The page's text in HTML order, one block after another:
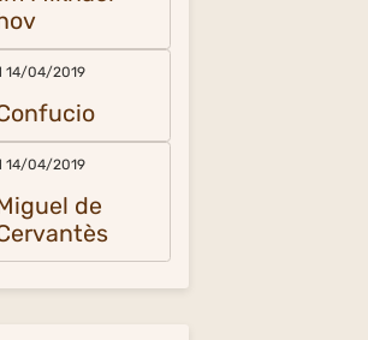
14/04/2019
14/04/2019
de